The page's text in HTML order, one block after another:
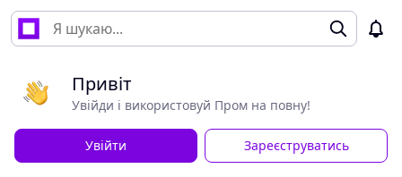
Привіт
Увійди і використовуй Пром на повну!
Увійти Зареєструватись